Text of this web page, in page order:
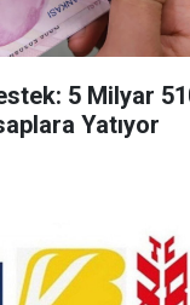
5 Milyar
Yatıyor